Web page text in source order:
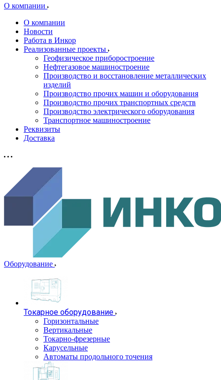
О компании
О компании
Новости
Работа в Инкор
Реализованные проекты
Геофизическое приборостроение
Нефтегазовое машиностроение
Производство и восстановление металлических
изделий
Производство прочих машин и оборудования
Производство прочих транспортных средств
Производство электрического оборудования
Транспортное машиностроение
Реквизиты
Доставка
Оборудование
Токарное оборудование
Горизонтальные
Вертикальные
Токарно-фрезерные
Карусельные
Автоматы продольного точения